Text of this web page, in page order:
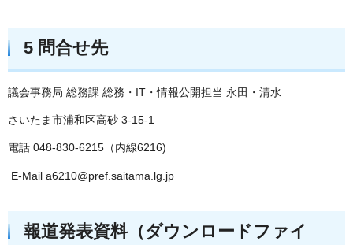
5 問合せ先
議会事務局 総務課 総務・IT・情報公開担当 永田・清水
さいたま市浦和区高砂 3-15-1
電話 048-830-6215（内線6216)
E-Mail a6210@pref.saitama.lg.jp
報道発表資料（ダウンロードファイ